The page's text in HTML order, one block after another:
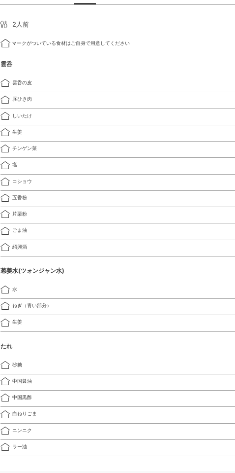
2人前
マークがついている食材はご自身で用意してください
雲呑
雲呑の皮
豚ひき肉
しいたけ
生姜
チンゲン菜
塩
コショウ
五香粉
片栗粉
ごま油
紹興酒
葱姜水(ツォンジャン水)
水
ねぎ（青い部分）
生姜
たれ
砂糖
中国醤油
中国黒酢
白ねりごま
ニンニク
ラー油